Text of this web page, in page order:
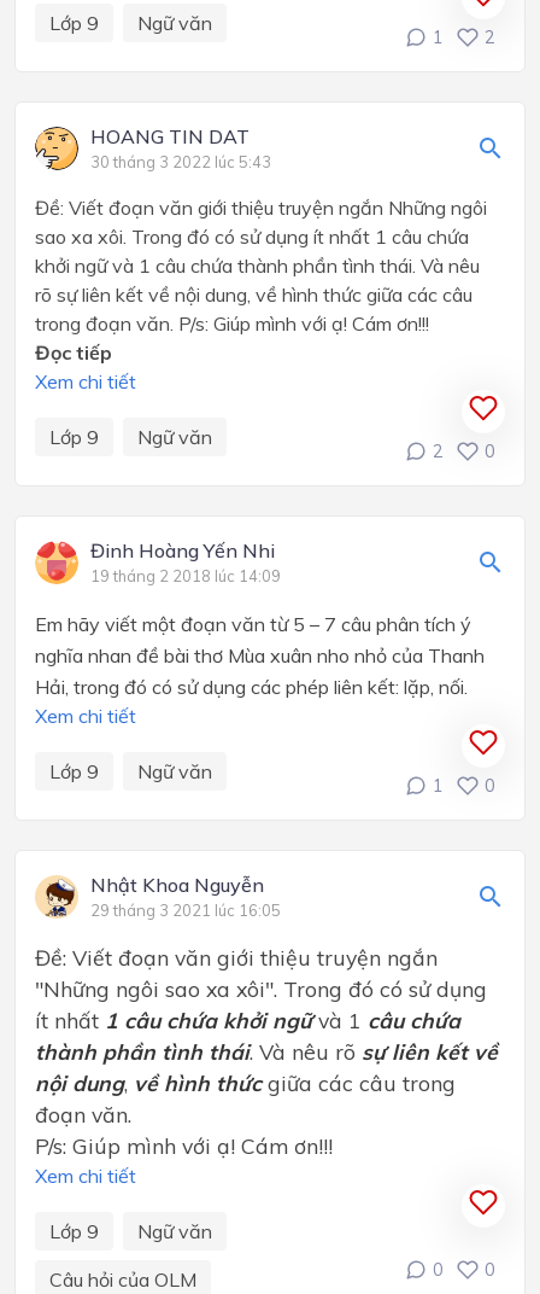
Lớp 9 Ngữ văn
1 2
HOANG TIN DAT
30 tháng 3 2022 lúc 5:43
Đề: Viết đoạn văn giới thiệu truyện ngắn Những ngôi
sao xa xôi. Trong đó có sử dụng ít nhất 1 câu chứa
khởi ngữ và 1 câu chứa thành phần tình thái. Và nêu
rõ sự liên kết về nội dung, về hình thức giữa các câu
trong đoạn văn. P/s: Giúp mình với ạ! Cám ơn!!!
Đọc tiếp
Xem chi tiết
Lớp 9 Ngữ văn
2 0
Đinh Hoàng Yến Nhi
19 tháng 2 2018 lúc 14:09
Em hãy viết một đoạn văn từ 5 – 7 câu phân tích ý
nghĩa nhan đề bài thơ Mùa xuân nho nhỏ của Thanh
Hải, trong đó có sử dụng các phép liên kết: lặp, nối.
Xem chi tiết
Lớp 9 Ngữ văn
1 0
Nhật Khoa Nguyễn
29 tháng 3 2021 lúc 16:05
Đề: Viết đoạn văn giới thiệu truyện ngắn
"Những ngôi sao xa xôi". Trong đó có sử dụng
ít nhất 1 câu chứa khởi ngữvà 1 câu chứa
thành phần tình thái. Và nêu rõ sự liên kết về
nội dung, về hình thứcgiữa các câu trong
đoạn văn.
P/s: Giúp mình với ạ! Cám ơn!!!
Xem chi tiết
Lớp 9
Ngữ văn
Câu hỏi của OLM
0 0